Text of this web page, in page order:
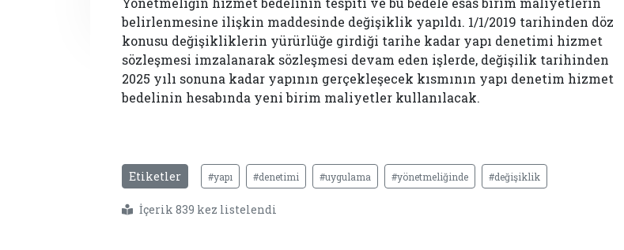
belirlenmesine ilişkin maddesinde değişiklik yapıldı. 1/1/2019 tarihinden döz
konusu değişikliklerin yürürlüğe girdiği tarihe kadar yapı denetimi hizmet
sözleşmesi imzalanarak sözleşmesi devam eden işlerde, değişilik tarihinden
2025 yılı sonuna kadar yapının gerçekleşecek kısmının yapı denetim hizmet
bedelinin hesabında yeni birim maliyetler kullanılacak.
Etiketler #yapı #denetimi #uygulama #yönetmeliğinde #değişiklik
İçerik 839 kez listelendi